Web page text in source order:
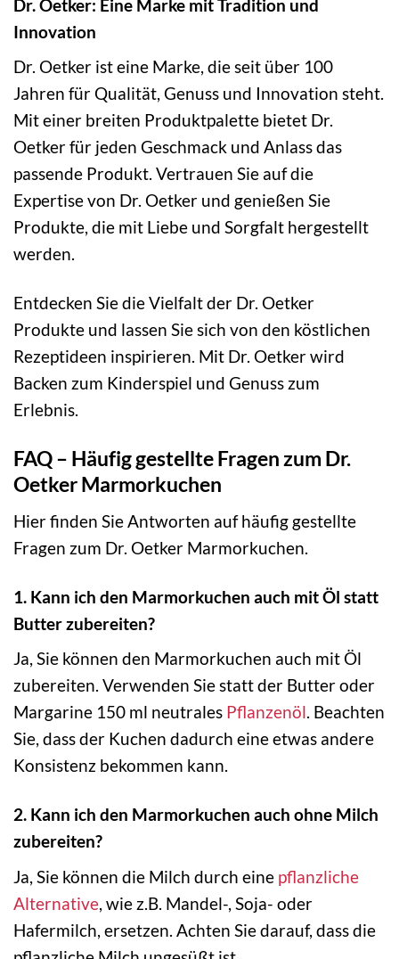
Dr. Oetker: Eine Marke mit Tradition und
Innovation
Dr. Oetker ist eine Marke, die seit über 100
Jahren für Qualität, Genuss und Innovation steht.
Mit einer breiten Produktpalette bietet Dr.
Oetker für jeden Geschmack und Anlass das
passende Produkt. Vertrauen Sie auf die
Expertise von Dr. Oetker und genießen Sie
Produkte, die mit Liebe und Sorgfalt hergestellt
werden.
Entdecken Sie die Vielfalt der Dr. Oetker
Produkte und lassen Sie sich von den köstlichen
Rezeptideen inspirieren. Mit Dr. Oetker wird
Backen zum Kinderspiel und Genuss zum
Erlebnis.
FAQ – Häufig gestellte Fragen zum Dr.
Oetker Marmorkuchen
Hier finden Sie Antworten auf häufig gestellte
Fragen zum Dr. Oetker Marmorkuchen.
1. Kann ich den Marmorkuchen auch mit Öl statt
Butter zubereiten?
Ja, Sie können den Marmorkuchen auch mit Öl
zubereiten. Verwenden Sie statt der Butter oder
Margarine 150 ml neutrales Pflanzenöl. Beachten
Sie, dass der Kuchen dadurch eine etwas andere
Konsistenz bekommen kann.
2. Kann ich den Marmorkuchen auch ohne Milch
zubereiten?
Ja, Sie können die Milch durch eine pflanzliche
Alternative, wie z.B. Mandel-, Soja- oder
Hafermilch, ersetzen. Achten Sie darauf, dass die